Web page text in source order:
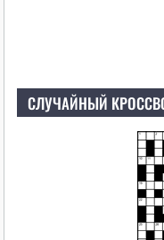
СЛУЧАЙНЫЙ